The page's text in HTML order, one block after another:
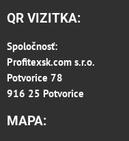
QR VIZITKA:
Spoločnosť:
Profitexsk.com s.r.o.
Potvorice 78
916 25 Potvorice
MAPA: